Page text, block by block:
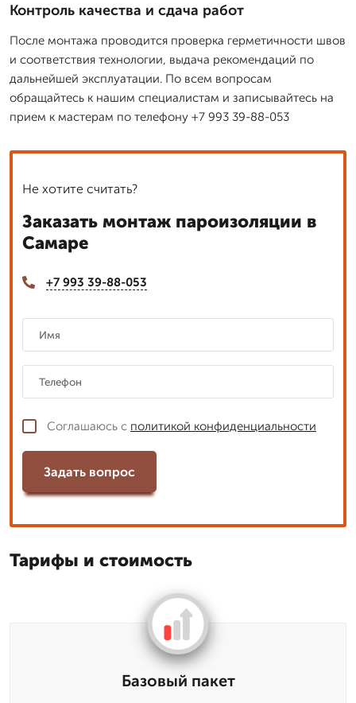
Контроль качества и сдача работ
После монтажа проводится проверка герметичности швов
и соответствия технологии, выдача рекомендаций по
дальнейшей эксплуатации. По всем вопросам
обращайтесь к нашим специалистам и записывайтесь на
прием к мастерам по телефону +7 993 39-88-053
Не хотите считать?
Заказать монтаж пароизоляции в
Самаре
+7 993 39-88-053
Соглашаюсь с политикой конфиденциальности
Задать вопрос
Тарифы и стоимость
Базовый пакет